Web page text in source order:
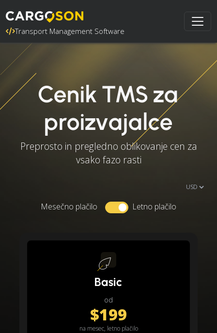
Transport Management Software
Cenik TMS za
proizvajalce
Preprosto in pregledno oblikovanje cen za
vsako fazo rasti
Mesečno plačilo Letno plačilo
Basic
od
$199
na mesec, letno plačilo